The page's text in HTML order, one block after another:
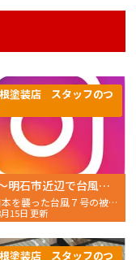
神戸市〜明石市近辺で台風の被害に遭われた皆様へ外壁・屋根・外構等 台風被害復旧に全力を尽くします。
この度日本を襲った台風７号の被害をニュースで見るにつけ、
15日 更新
塗装店 スタッフのつ
塗装店 スタッフのつ